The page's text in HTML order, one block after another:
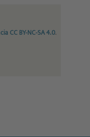
CC BY-NC-SA 4.0.